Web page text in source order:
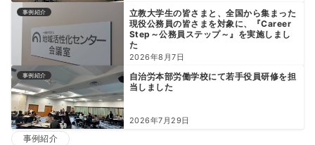
事例紹介
立教大学生の皆さまと、全国から集まった
現役公務員の皆さまを対象に、『Career
Step～公務員ステップ～』を実施しまし
た
2026年8月7日
事例紹介
自治労本部労働学校にて若手役員研修を担
当しました
2026年7月29日
事例紹介